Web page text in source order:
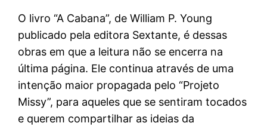
O livro “A Cabana”, de William P. Young
publicado pela editora Sextante, é dessas
obras em que a leitura não se encerra na
última página. Ele continua através de uma
intenção maior propagada pelo “Projeto
Missy”, para aqueles que se sentiram tocados
e querem compartilhar as ideias da